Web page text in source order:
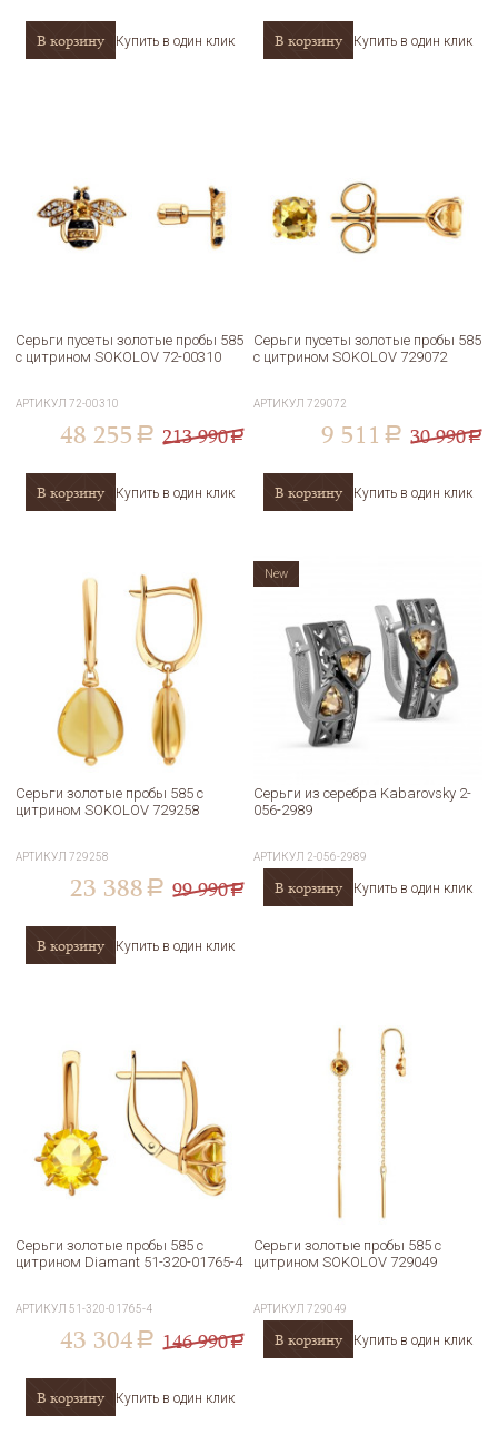
В корзину Купить в один клик В корзину Купить в один клик
Серьги пусеты золотые пробы 585
с цитрином SOKOLOV 72-00310
АРТИКУЛ72-00310
48 255 a 213 990a
В корзину Купить в один клик
Серьги пусеты золотые пробы 585
с цитрином SOKOLOV 729072
АРТИКУЛ729072
9 511 a 30 990a
В корзину Купить в один клик
Серьги золотые пробы 585 с
цитрином SOKOLOV 729258
АРТИКУЛ729258
23 388 a 99 990a
В корзину Купить в один клик
Серьги из серебра Kabarovsky 2-
056-2989
АРТИКУЛ 2-056-2989
В корзину Купить в один клик
New
Серьги золотые пробы 585 с
цитрином Diamant 51-320-01765-4
АРТИКУЛ51-320-01765-4
43 304 a 146 990a
В корзину Купить в один клик
Серьги золотые пробы 585 с
цитрином SOKOLOV 729049
АРТИКУЛ729049
В корзину Купить в один клик